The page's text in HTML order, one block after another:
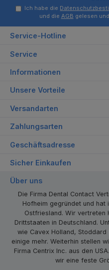
Ich habe die
und die AGB gelesen
Service-Hotline
Service
Informationen
Unsere Vorteile
Versandarten
Zahlungsarten
Geschäftsadresse
Sicher Einkaufen
Über uns
Die Firma Dental Contact
Hofheim gegründet und hat
Ostfriesland. Wir vertreten
Drittstaaten in Deutschland.
wie Cavex Holland, Stoddard
einige mehr. Weiterhin stellen
Firma Centrix Inc. aus den
wir eine feste